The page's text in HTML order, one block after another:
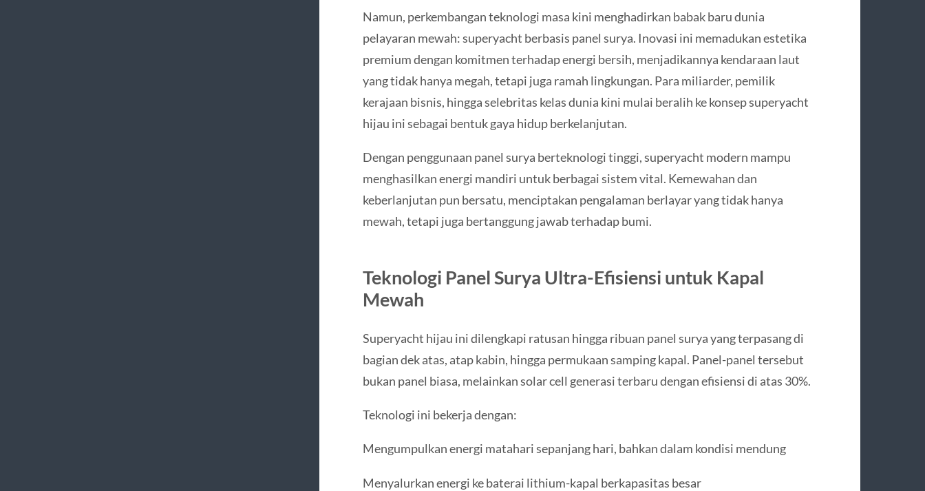
Namun, perkembangan teknologi masa kini menghadirkan babak baru dunia
pelayaran mewah: superyacht berbasis panel surya. Inovasi ini memadukan estetika
premium dengan komitmen terhadap energi bersih, menjadikannya kendaraan laut
yang tidak hanya megah, tetapi juga ramah lingkungan. Para miliarder, pemilik
kerajaan bisnis, hingga selebritas kelas dunia kini mulai beralih ke konsep superyacht
hijau ini sebagai bentuk gaya hidup berkelanjutan.
Dengan penggunaan panel surya berteknologi tinggi, superyacht modern mampu
menghasilkan energi mandiri untuk berbagai sistem vital. Kemewahan dan
keberlanjutan pun bersatu, menciptakan pengalaman berlayar yang tidak hanya
mewah, tetapi juga bertanggung jawab terhadap bumi.
Teknologi Panel Surya Ultra-Efisiensi untuk Kapal
Mewah
Superyacht hijau ini dilengkapi ratusan hingga ribuan panel surya yang terpasang di
bagian dek atas, atap kabin, hingga permukaan samping kapal. Panel-panel tersebut
bukan panel biasa, melainkan solar cell generasi terbaru dengan efisiensi di atas 30%.
Teknologi ini bekerja dengan:
Mengumpulkan energi matahari sepanjang hari, bahkan dalam kondisi mendung
Menyalurkan energi ke baterai lithium-kapal berkapasitas besar